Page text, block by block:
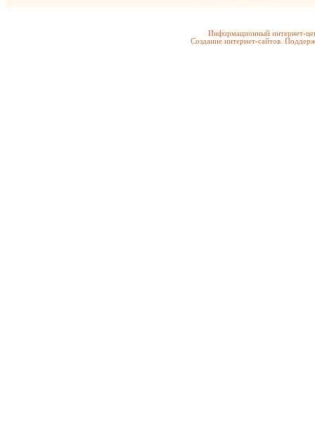
Информационный интернет-
Создание интернет-сайтов.